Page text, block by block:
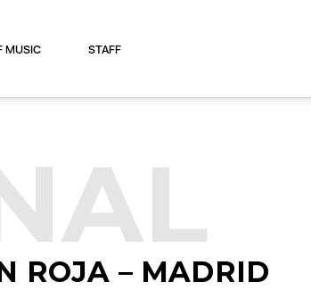
MUSIC STAFF
ROJA – MADRID